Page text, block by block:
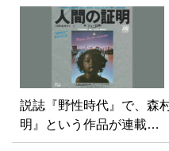
説誌『野性時代』で、森
明』という作品が連載…